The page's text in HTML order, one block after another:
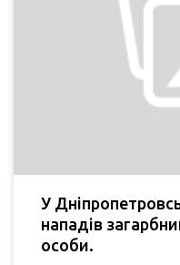
У
нападів
особи.